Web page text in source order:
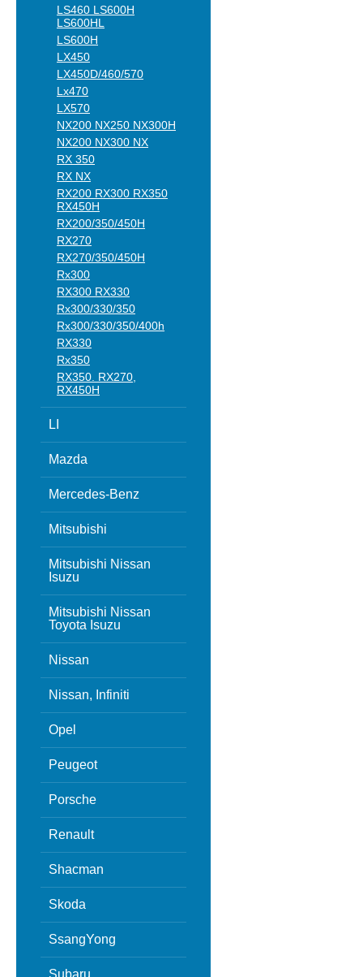
LS460 LS600H
LS600HL
LS600H
LX450
LX450D/460/570
Lx470
LX570
NX200 NX250 NX300H
NX200 NX300 NX
RX 350
RX NX
RX200 RX300 RX350
RX450H
RX200/350/450H
RX270
RX270/350/450H
Rx300
RX300 RX330
Rx300/330/350
Rx300/330/350/400h
RX330
Rx350
RX350. RX270,
RX450H
LI
Mazda
Mercedes-Benz
Mitsubishi
Mitsubishi Nissan
Isuzu
Mitsubishi Nissan
Toyota Isuzu
Nissan
Nissan, Infiniti
Opel
Peugeot
Porsche
Renault
Shacman
Skoda
SsangYong
Subaru